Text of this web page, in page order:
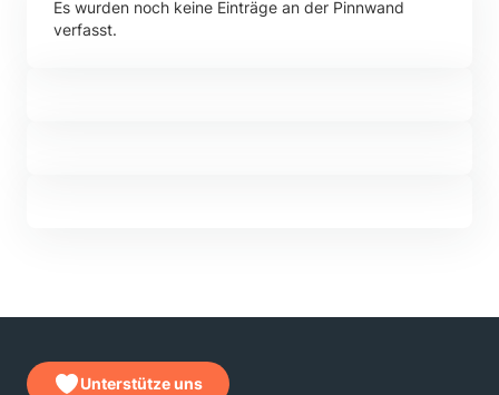
Es wurden noch keine Einträge an der Pinnwand
verfasst.
Unterstütze uns